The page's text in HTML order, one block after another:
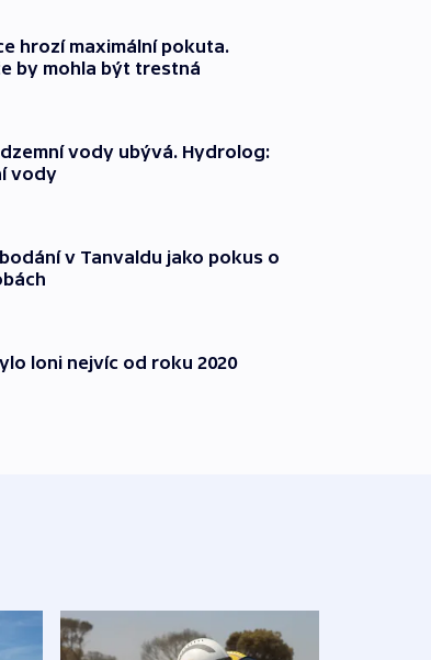
hrozí maximální pokuta.
by mohla být trestná
vody ubývá. Hydrolog:
vody
v Tanvaldu jako pokus o
loni nejvíc od roku 2020